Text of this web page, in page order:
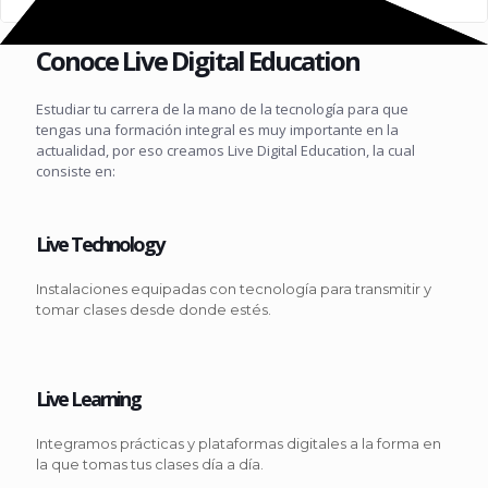
Conoce Live Digital Education
Estudiar tu carrera de la mano de la tecnología para que
tengas una formación integral es muy importante en la
actualidad, por eso creamos Live Digital Education, la cual
consiste en:
Live Technology
Instalaciones equipadas con tecnología para transmitir y
tomar clases desde donde estés.
Live Learning
Integramos prácticas y plataformas digitales a la forma en
la que tomas tus clases día a día.